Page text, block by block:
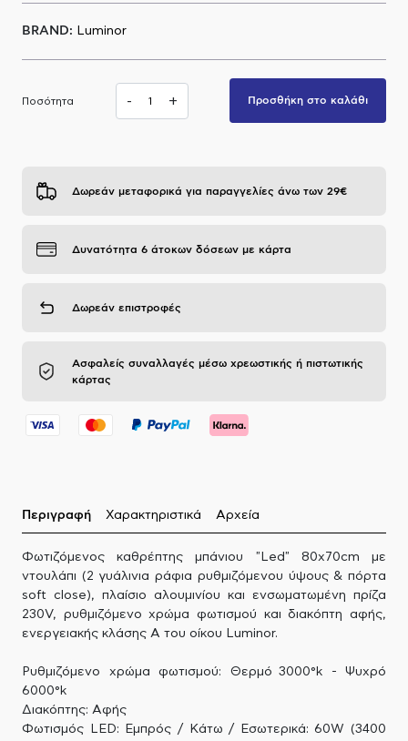
Α.Μ.Ε.Α
BRAND: Luminor
Ποσότητα - + Προσθήκη στο καλάθι
Δωρεάν μεταφορικά για παραγγελίες άνω των 29€
Δυνατότητα 6 άτοκων δόσεων με κάρτα
Δωρεάν επιστροφές
Ασφαλείς συναλλαγές μέσω χρεωστικής ή πιστωτικής
κάρτας
Περιγραφή Χαρακτηριστικά Αρχεία
Φωτιζόμενος καθρέπτης μπάνιου "Led" 80x70cm με
ντουλάπι (2 γυάλινια ράφια ρυθμιζόμενου ύψους & πόρτα
soft close), πλαίσιο αλουμινίου και ενσωματωμένη πρίζα
230V, ρυθμιζόμενο χρώμα φωτισμού και διακόπτη αφής,
ενεργειακής κλάσης Α του οίκου Luminor.
Ρυθμιζόμενο χρώμα φωτισμού: Θερμό 3000°k - Ψυχρό
6000°k
Διακόπτης: Αφής
Φωτισμός LED: Εμπρός / Κάτω / Εσωτερικά: 60W (3400